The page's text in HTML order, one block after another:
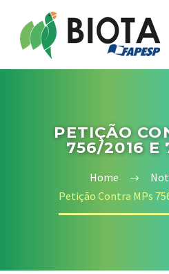
PETIÇÃO
756/2016 E
Home
Petição Contra MPs